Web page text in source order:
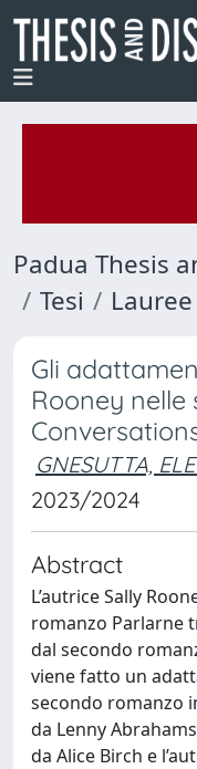
Padua Thesis
Tesi
Gli
Rooney nelle
GNESUTTA,
2023/2024
Abstract
L’autrice Sally
romanzo Parlarne
dal secondo
viene fatto un
secondo romanzo
da Lenny
da Alice Birch e